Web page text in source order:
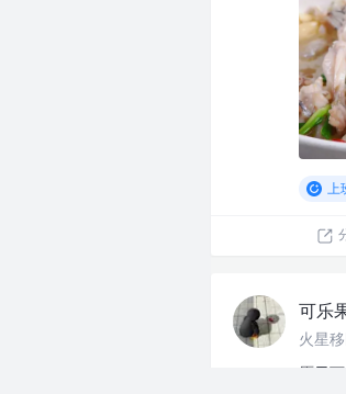
可乐
火星
愿天